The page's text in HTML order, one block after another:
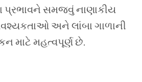
પ્રભાવને સમજવું નાણાકીય
અને લાંબા ગાળાની
માટે મહત્વપૂર્ણ છે.